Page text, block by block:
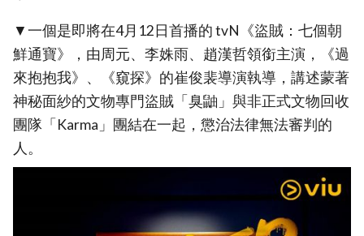
▼一個是即將在4月12日首播的 tvN《盜賊：七個朝
鮮通寶》，由周元、李姝雨、趙漢哲領銜主演，《過
來抱抱我》、《窺探》的崔俊裴導演執導，講述蒙著
神秘面紗的文物專門盜賊「臭鼬」與非正式文物回收
團隊「Karma」團結在一起，懲治法律無法審判的
人。